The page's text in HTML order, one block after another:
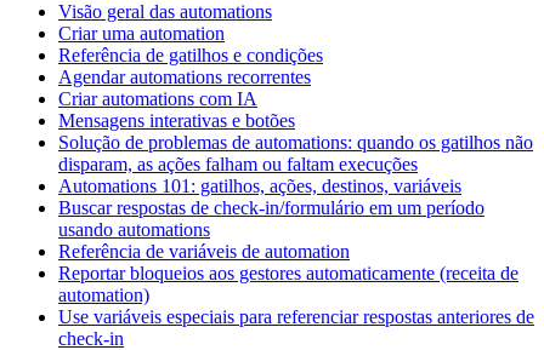
Visão geral das automations
Criar uma automation
Referência de gatilhos e condições
Agendar automations recorrentes
Criar automations com IA
Mensagens interativas e botões
Solução de problemas de automations: quando os gatilhos não
disparam, as ações falham ou faltam execuções
Automations 101: gatilhos, ações, destinos, variáveis
Buscar respostas de check-in/formulário em um período
usando automations
Referência de variáveis de automation
Reportar bloqueios aos gestores automaticamente (receita de
automation)
Use variáveis especiais para referenciar respostas anteriores de
check-in